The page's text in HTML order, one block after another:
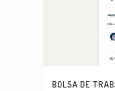
BOLSA DE